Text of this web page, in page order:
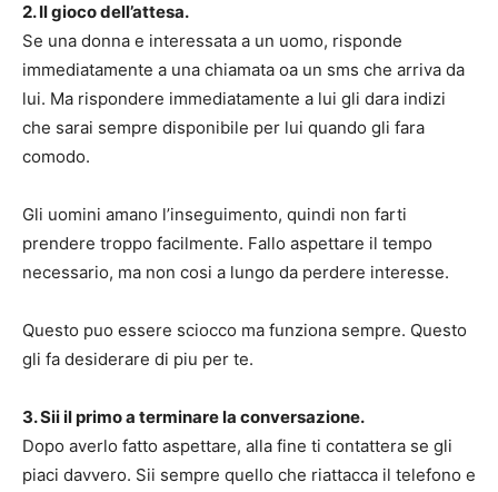
2. Il gioco dell’attesa.
Se una donna e interessata a un uomo, risponde
immediatamente a una chiamata oa un sms che arriva da
lui. Ma rispondere immediatamente a lui gli dara indizi
che sarai sempre disponibile per lui quando gli fara
comodo.
Gli uomini amano l’inseguimento, quindi non farti
prendere troppo facilmente. Fallo aspettare il tempo
necessario, ma non cosi a lungo da perdere interesse.
Questo puo essere sciocco ma funziona sempre. Questo
gli fa desiderare di piu per te.
3. Sii il primo a terminare la conversazione.
Dopo averlo fatto aspettare, alla fine ti contattera se gli
piaci davvero. Sii sempre quello che riattacca il telefono e